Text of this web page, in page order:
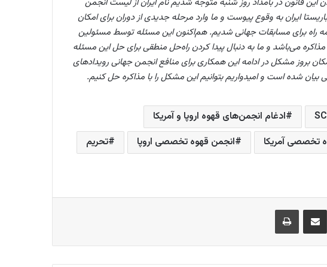
ایران به وقوع پیوست و ما وارد مرحله جدیدی از دوران برای امکان
راه برای مسابقات جهانی شدیم. هم‌اکنون این مسئله توسط مسئولین
مذاکره می‌باشد و ما به دنبال پیدا کردن راه‌حل منطقی برای حل این مسئله
بروز مشکل در ادامه این همکاری برای منافع انجمن جهانی رویدادهای
بیان شده است و امیدواریم بتوانیم این مشکل را با مذاکره حل کنیم.
ادغام انجمن‌های قهوه اروپا و آمریکا
تخصصی آمریکا انجمن قهوه تخصصی اروپا
تحریم
‫پین‌ترست اشتراک گذاری از طریق ایمیل